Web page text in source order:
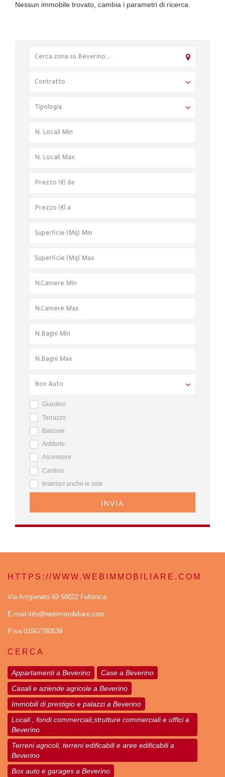
Nessun immobile trovato, cambia i parametri di ricerca
Giardino
Terrazzo
Balcone
Antifurto
Ascensore
Cantina
Inserisci anche le aste
INVIA
HTTPS://WWW.WEBIMMOBILIARE.COM
Via Artigianato 69 58022 Follonica
E-mail:info@webimmobiliare.com
P.iva:01567780539
CERCA
Appartamenti a Beverino
Case a Beverino
Casali e aziende agricole a Beverino
Immobili di prestigio e palazzi a Beverino
Locali , fondi commerciali,strutture commerciali e uffici a
Beverino
Terreni agricoli, terreni edificabili e aree edificabili a
Beverino
Box auto e garages a Beverino